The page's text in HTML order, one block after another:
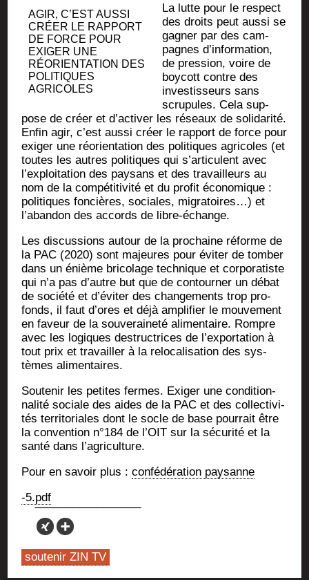
AGIR, C’EST AUS­SI
CRÉER LE RAP­PORT
DE FORCE POUR
EXI­GER UNE
RÉORIEN­TA­TION DES
POLI­TIQUES
AGRICOLES
La lutte pour le res­pect
des droits peut aus­si se
gagner par des cam­
pagnes d’information,
de pres­sion, voire de
boy­cott contre des
inves­tis­seurs sans
scru­pules. Cela sup­
pose de créer et d’activer les réseaux de soli­da­ri­té.
Enfin agir, c’est aus­si créer le rap­port de force pour
exi­ger une réorien­ta­tion des poli­tiques agri­coles (et
toutes les autres poli­tiques qui s’articulent avec
l’exploitation des pay­sans et des tra­vailleurs au
nom de la com­pé­ti­ti­vi­té et du pro­fit éco­no­mique :
poli­tiques fon­cières, sociales, migra­toires…) et
l’abandon des accords de libre-échange.
Les dis­cus­sions autour de la pro­chaine réforme de
la PAC (2020) sont majeures pour évi­ter de tom­ber
dans un énième bri­co­lage tech­nique et cor­po­ra­tiste
qui n’a pas d’autre but que de contour­ner un débat
de socié­té et d’éviter des chan­ge­ments trop pro­
fonds, il faut d’ores et déjà ampli­fier le mou­ve­ment
en faveur de la sou­ve­rai­ne­té ali­men­taire. Rompre
avec les logiques des­truc­trices de l’exportation à
tout prix et tra­vailler à la relo­ca­li­sa­tion des sys­
tèmes alimentaires.
Sou­te­nir les petites fermes. Exi­ger une condi­tion­
na­li­té sociale des aides de la PAC et des col­lec­ti­vi­
tés ter­ri­to­riales dont le socle de base pour­rait être
la conven­tion n°184 de l’OIT sur la sécu­ri­té et la
san­té dans l’agriculture.
Pour en savoir plus :confé­dé­ra­tion paysanne
-5.pdf
soutenir ZIN TV